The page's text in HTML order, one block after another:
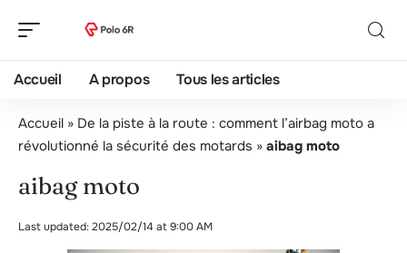
Accueil A propos Tous les articles
Accueil » De la piste à la route : comment l’airbag moto a
révolutionné la sécurité des motards » aibag moto
aibag moto
Last updated: 2025/02/14 at 9:00 AM